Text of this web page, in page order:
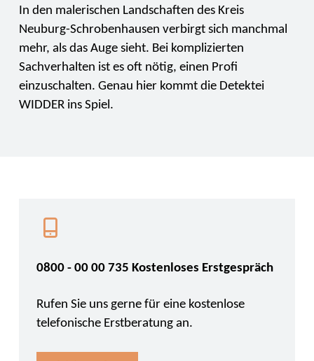
In den malerischen Landschaften des Kreis
Neuburg-Schrobenhausen verbirgt sich manchmal
mehr, als das Auge sieht. Bei komplizierten
Sachverhalten ist es oft nötig, einen Profi
einzuschalten. Genau hier kommt die Detektei
WIDDER ins Spiel.
0800 - 00 00 735 Kostenloses Erstgespräch
Rufen Sie uns gerne für eine kostenlose
telefonische Erstberatung an.